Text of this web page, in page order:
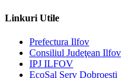
Linkuri Utile
Prefectura Ilfov
Consiliul Judeţean Ilfov
IPJ ILFOV
EcoSal Serv Dobroesti